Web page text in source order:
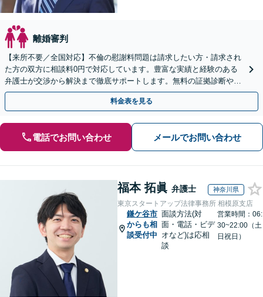
離婚審判
【来所不要／全国対応】不倫の慰謝料問題は請求したい方・請求され
た方の双方に相談料0円で対応しています。豊富な実績と経験のある
弁護士が交渉から解決まで徹底サポートします。無料の証拠診断や着
手金の返還保証もありますので安心してご相談ください。
料金表を見る
電話でお問い合わせ メールでお問い合わせ
福本 拓眞 弁護士 神奈川県
東京スタートアップ法律事務所 相模原支店
鎌ケ谷市
からも相
談受付中
面談方法(対
面・電話・ビデ
オなど)は応相
談
営業時間：06:
30~22:00（土
日祝日）